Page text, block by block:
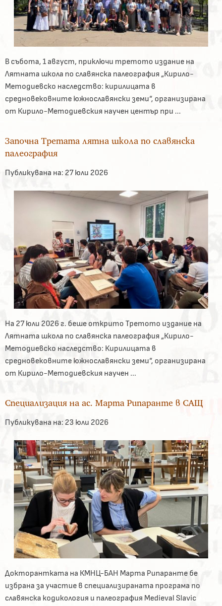
В събота, 1 август, приключи третото издание на
Лятната школа по славянска палеография „Кирило-
Методиевско наследство: кирилицата в
средновековните южнославянски земи“, организирана
от Кирило-Методиевския научен център при ...
Започна Третата лятна школа по славянска
палеография
Публикувана на: 27 юли 2026
На 27 юли 2026 г. беше открито Третото издание на
Лятната школа по славянска палеография „Кирило-
Методиевско наследство: Кирилицата в
средновековните южнославянски земи“, организирана
от Кирило-Методиевския научен ...
Специализация на ас. Марта Рипаранте в САЩ
Публикувана на: 23 юли 2026
Докторантката на КМНЦ-БАН Марта Рипаранте бе
избрана за участие в специализираната програма по
славянска кодикология и палеография Medieval Slavic